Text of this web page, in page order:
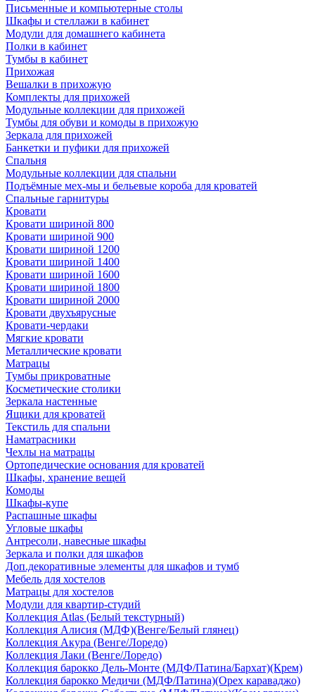
Письменные и компьютерные столы
Шкафы и стеллажи в кабинет
Модули для домашнего кабинета
Полки в кабинет
Тумбы в кабинет
Прихожая
Вешалки в прихожую
Комплекты для прихожей
Модульные коллекции для прихожей
Тумбы для обуви и комоды в прихожую
Зеркала для прихожей
Банкетки и пуфики для прихожей
Спальня
Модульные коллекции для спальни
Подъёмные мех-мы и бельевые короба для кроватей
Спальные гарнитуры
Кровати
Кровати шириной 800
Кровати шириной 900
Кровати шириной 1200
Кровати шириной 1400
Кровати шириной 1600
Кровати шириной 1800
Кровати шириной 2000
Кровати двухъярусные
Кровати-чердаки
Мягкие кровати
Металлические кровати
Матрацы
Тумбы прикроватные
Косметические столики
Зеркала настенные
Ящики для кроватей
Текстиль для спальни
Наматрасники
Чехлы на матрацы
Ортопедические основания для кроватей
Шкафы, хранение вещей
Комоды
Шкафы-купе
Распашные шкафы
Угловые шкафы
Антресоли, навесные шкафы
Зеркала и полки для шкафов
Доп.декоративные элементы для шкафов и тумб
Мебель для хостелов
Матрацы для хостелов
Модули для квартир-студий
Коллекция Atlas (Белый текстурный)
Коллекция Алисия (МДФ)(Венге/Белый глянец)
Коллекция Акура (Венге/Лоредо)
Коллекция Лаки (Венге/Лоредо)
Коллекция барокко Дель-Монте (МДФ/Патина/Бархат)(Крем)
Коллекция барокко Медичи (МДФ/Патина)(Орех караваджо)